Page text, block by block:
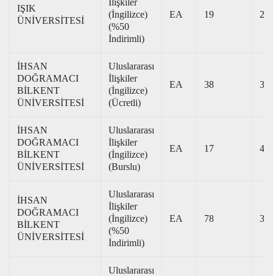
IŞIK
ÜNİVERSİTESİ
İlişkiler
(İngilizce)
(%50
İndirimli)
EA 19
İHSAN
DOĞRAMACI
BİLKENT
ÜNİVERSİTESİ
Uluslararası
İlişkiler
(İngilizce)
(Ücretli)
EA 38
İHSAN
DOĞRAMACI
BİLKENT
ÜNİVERSİTESİ
Uluslararası
İlişkiler
(İngilizce)
(Burslu)
EA 17
İHSAN
DOĞRAMACI
BİLKENT
ÜNİVERSİTESİ
Uluslararası
İlişkiler
(İngilizce)
(%50
İndirimli)
EA 78
Uluslararası